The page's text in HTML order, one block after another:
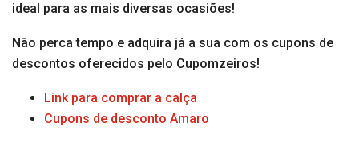
ideal para as mais diversas ocasiões!
Não perca tempo e adquira já a sua com os cupons de
descontos oferecidos pelo Cupomzeiros!
Link para comprar a calça
Cupons de desconto Amaro